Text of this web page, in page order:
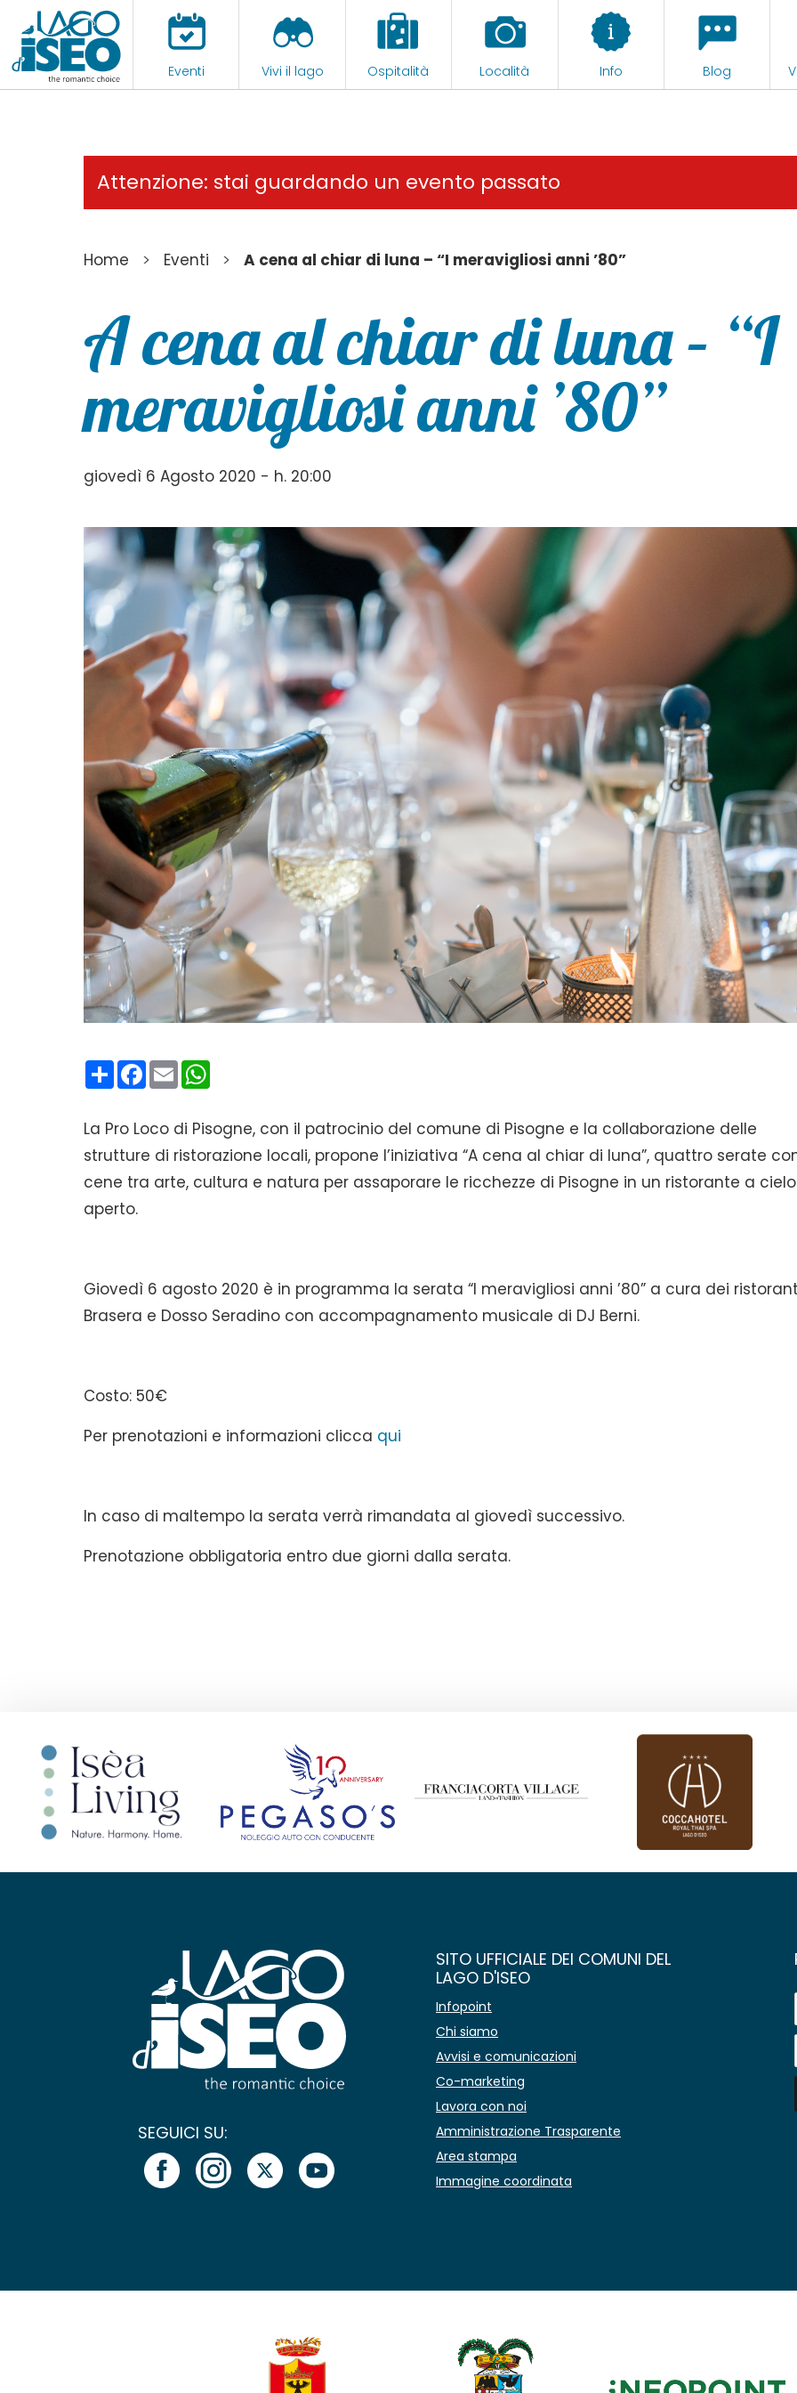
Eventi Vivi il lago Ospitalità Località Info Blog
Attenzione: stai guardando un evento passato
Home > Eventi > A cena al chiar di luna – “I meravigliosi anni ’80”
A cena al chiar di luna – “I
meravigliosi anni ’80”
giovedì 6 Agosto 2020 - h. 20:00
CondividiFacebook
Email
La Pro Loco di Pisogne, con il patrocinio del comune di Pisogne e la collaborazione delle
strutture di ristorazione locali, propone l’iniziativa “A cena al chiar di luna”, quattro serate
cene tra arte, cultura e natura per assaporare le ricchezze di Pisogne in un ristorante a cielo
aperto.
Giovedì 6 agosto 2020 è in programma la serata “I meravigliosi anni ’80” a cura dei
Brasera e Dosso Seradino con accompagnamento musicale di DJ Berni.
Costo: 50€
Per prenotazioni e informazioni clicca qui
In caso di maltempo la serata verrà rimandata al giovedì successivo.
Prenotazione obbligatoria entro due giorni dalla serata.
SEGUICI SU:
SITO UFFICIALE DEI COMUNI DEL
LAGO D'ISEO
Infopoint
Chi siamo
Avvisi e comunicazioni
Co-marketing
Lavora con noi
Amministrazione Trasparente
Area stampa
Immagine coordinata